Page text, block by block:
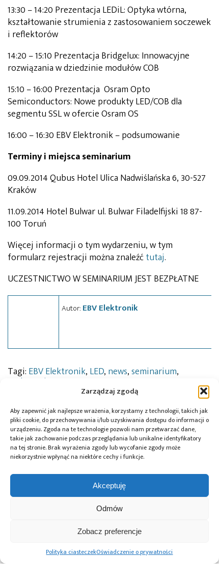
Zarządzaj zgodą
Aby zapewnić jak najlepsze wrażenia, korzystamy z technologii, takich jak
pliki cookie, do przechowywania i/lub uzyskiwania dostępu do informacji o
urządzeniu. Zgoda na te technologie pozwoli nam przetwarzać dane,
takie jak zachowanie podczas przeglądania lub unikalne identyfikatory
na tej stronie. Brak wyrażenia zgody lub wycofanie zgody może
niekorzystnie wpłynąć na niektóre cechy i funkcje.
Akceptuję
Odmów
Zobacz preferencje
Polityka ciasteczekOświadczenie o prywatności
13:30 – 14:20 Prezentacja LEDiL: Optyka wtórna,
kształtowanie strumienia z zastosowaniem soczewek
i reflektorów
14:20 – 15:10 Prezentacja Bridgelux: Innowacyjne
rozwiązania w dziedzinie modułów COB
15:10 – 16:00 Prezentacja Osram Opto
Semiconductors: Nowe produkty LED/COB dla
segmentu SSL w ofercie Osram OS
16:00 – 16:30 EBV Elektronik – podsumowanie
Terminy i miejsca seminarium
09.09.2014 Qubus Hotel Ulica Nadwiślańska 6, 30-527
Kraków
11.09.2014 Hotel Bulwar ul. Bulwar Filadelfijski 18 87-
100 Toruń
Więcej informacji o tym wydarzeniu, w tym
formularz rejestracji można znaleźćtutaj.
UCZESTNICTWO W SEMINARIUM JEST BEZPŁATNE
Autor: EBV Elektronik
Tagi: EBV Elektronik, LED, news,seminarium,
wydarzenia
Przeczytaj również:
Association
elektronicznych
Microchip i Micron
prezentują
architekturę
PCIe® Gen 6 dla AI
danych
współpracę